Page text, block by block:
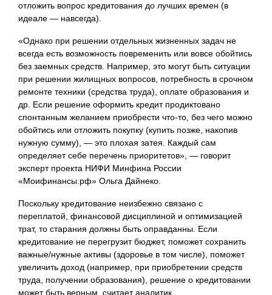
отложить вопрос кредитования до лучших времен (в
идеале — навсегда).
«Однако при решении отдельных жизненных задач не
всегда есть возможность повременить или вовсе обойтись
без заемных средств. Например, это могут быть ситуации
при решении жилищных вопросов, потребность в срочном
ремонте техники (средства труда), оплате образования и
др. Если решение оформить кредит продиктовано
спонтанным желанием приобрести что-то, без чего можно
обойтись или отложить покупку (купить позже, накопив
нужную сумму), — это плохая затея. Каждый сам
определяет себе перечень приоритетов», — говорит
эксперт проекта НИФИ Минфина России
«Моифинансы.рф» Ольга Дайнеко.
Поскольку кредитование неизбежно связано с
переплатой, финансовой дисциплиной и оптимизацией
трат, то старания должны быть оправданны. Если
кредитование не перегрузит бюджет, поможет сохранить
важные/нужные активы (здоровье в том числе), поможет
увеличить доход (например, при приобретении средств
труда, получении образования), решение о кредитовании
может быть верным, считает аналитик.